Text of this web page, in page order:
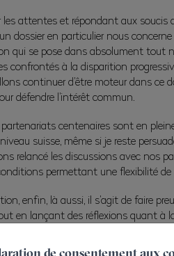
attentes et répondant aux soucis
dossier en particulier nous
qui se pose dans absolument tout
confrontés à la disparition
continuer d’être moteur dans ce
défendre l’intérêt commun.
centenaires sont en
suisse, même si je reste
relancé les discussions avec nos
permettant une flexibilité
enfin, là aussi, il s’agit de faire
en lançant des réflexions quant à
de constater que les dossiers
de consentement aux